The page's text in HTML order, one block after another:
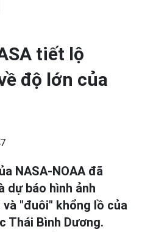
tiết lộ
độ lớn của
NASA-NOAA đã
dự báo hình ảnh
"đuôi" khổng lồ của
Thái Bình Dương.